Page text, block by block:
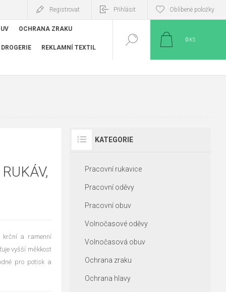
Registrovat Přihlásit Oblíbené položky
OCHRANA ZRAKU
DROGERIE REKLAMNÍ TEXTIL
0 KS
krční a ramenní
vyšší měkkost
pro potisk a
KATEGORIE
Pracovní rukavice
Pracovní oděvy
Pracovní obuv
Volnočasové oděvy
Volnočasová obuv
Ochrana zraku
Ochrana hlavy